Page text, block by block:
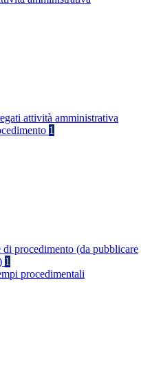
attività amministrativa
1
procedimento (da pubblicare
1
procedimentali